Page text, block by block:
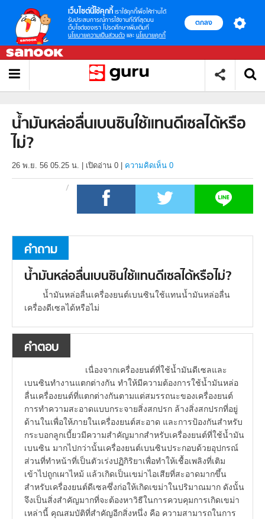
เว็บไซต์นี้ใช้คุกกี้ เราใช้คุกกี้เพื่อให้ท่านได้
รับประสบการณ์การใช้งานที่ดีที่สุดบน
เว็บไซต์ของเรา โปรดศึกษาเพิ่มเติมที่
นโยบายความเป็นส่วนตัว และ นโยบายคุกกี้
ตกลง
น้ำมันหล่อลื่นเบนซินใช้แทนดีเซลได้หรือ
ไม่?
26 พ.ย. 56 05.25 น. เปิดอ่าน 0 ความคิดเห็น 0
คำถาม
น้ำมันหล่อลื่นเบนซินใช้แทนดีเซลได้หรือไม่?
น้ำมันหล่อลื่นเครื่องยนต์เบนซินใช้แทนน้ำมันหล่อลื่น
เครื่องดีเซลได้หรือไม่
คำตอบ
เนื่องจากเครื่องยนต์ที่ใช้น้ำมันดีเซลและ
เบนซินทำงานแตกต่างกัน ทำให้มีความต้องการใช้น้ำมันหล่อ
ลื่นเครื่องยนต์ที่แตกต่างกันตามแต่สมรรถนะของเครื่องยนต์
การทำความสะอาดแบบกระจายสิ่งสกปรก ล้างสิ่งสกปรกที่อยู่
ด้านในเพื่อให้ภายในเครื่องยนต์สะอาด และการป้องกันสำหรับ
กระบอกลูกเบี้ยวมีความสำคัญมากสำหรับเครื่องยนต์ที่ใช้น้ำมัน
เบนซิน มากไปกว่านั้นเครื่องยนต์เบนซินประกอบด้วยอุปกรณ์
ส่วนที่ทำหน้าที่เป็นตัวเร่งปฏิกิริยาเพื่อทำให้เชื้อเพลิงที่เติม
เข้าไปถูกเผาไหม้ แล้วเกิดเป็นเขม่าไอเสียที่สะอาดมากขึ้น
สำหรับเครื่องยนต์ดีเซลซึ่งก่อให้เกิดเขม่าในปริมาณมาก ดังนั้น
จึงเป็นสิ่งสำคัญมากที่จะต้องหาวิธีในการควบคุมการเกิดเขม่า
เหล่านี้ คุณสมบัติที่สำคัญอีกสิ่งหนึ่ง คือ ความสามารถในการ